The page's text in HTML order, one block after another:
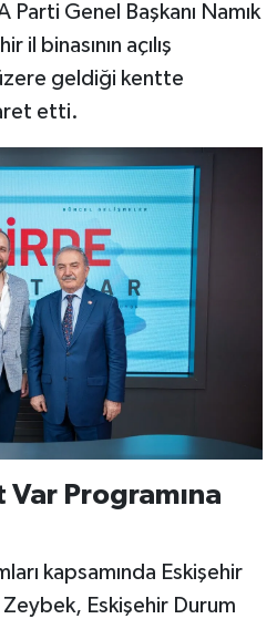
Parti Genel Başkanı Namık
il binasının açılış
geldiği kentte
etti.
Programına
kapsamında Eskişehir
Eskişehir Durum